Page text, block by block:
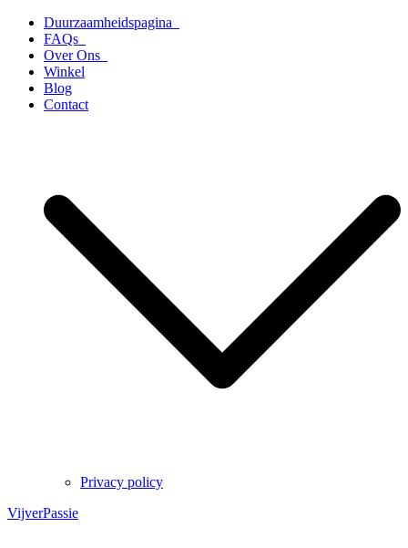
naar
inhoud
Duurzaamheidspagina
FAQs
Over Ons
Winkel
Blog
Contact
Privacy policy
VijverPassie